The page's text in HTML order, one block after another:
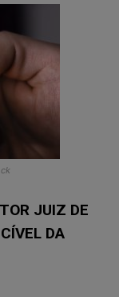
JUIZ DE
DA